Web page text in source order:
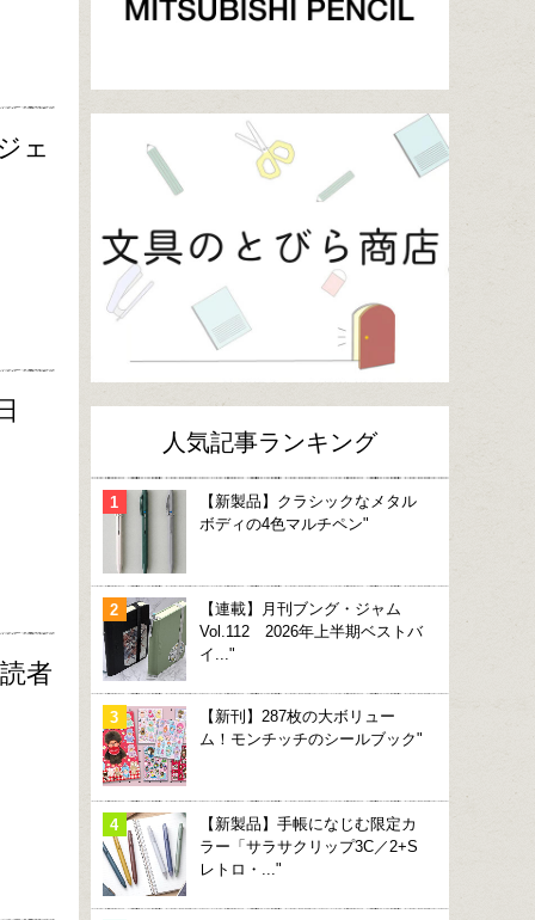
ェ
者
人気記事ランキング
【新製品】クラシックなメタル
ボディの4色マルチペン"
【連載】月刊ブング・ジャム
Vol.112 2026年上半期ベストバ
イ..."
【新刊】287枚の大ボリュー
ム！モンチッチのシールブック"
【新製品】手帳になじむ限定カ
ラー「サラサクリップ3C／2+S
レトロ・..."